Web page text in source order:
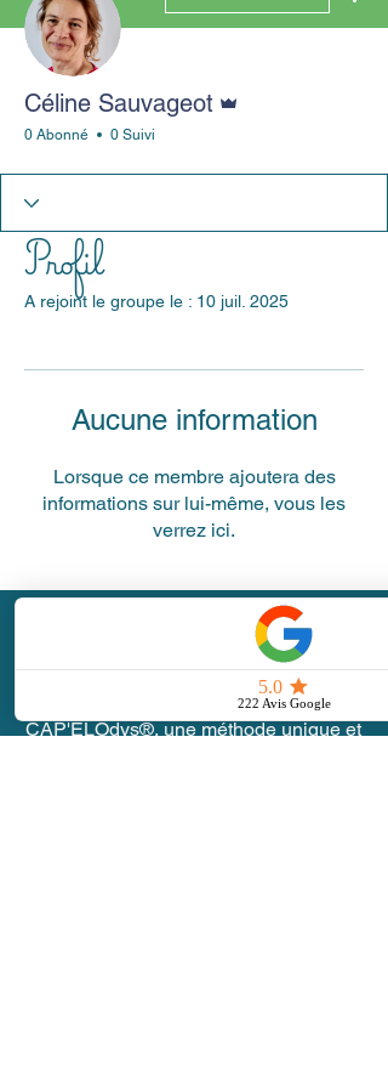
Céline Sauvageot
0 Abonné 0 Suivi
Profil
A rejoint le groupe le : 10 juil. 2025
Aucune information
Lorsque ce membre ajoutera des
informations sur lui-même, vous les
verrez ici.
CAP'ELOdys®,une méthode unique et